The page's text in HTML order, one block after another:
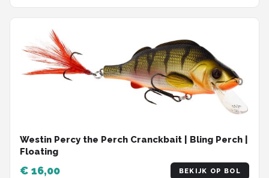
Westin Percy the Perch Cranckbait | Bling Perch |
Floating
€ 16,00 BEKIJK OP BOL